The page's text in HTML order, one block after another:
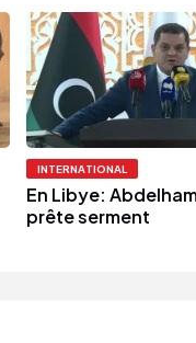
INTERNATIONAL
En Libye:
prête serment